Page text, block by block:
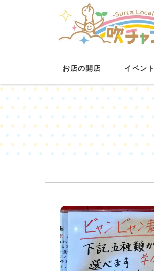
お店の開店 イベント